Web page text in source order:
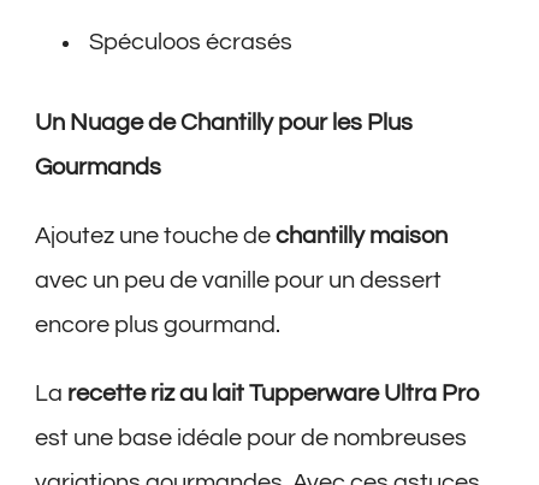
Spéculoos écrasés
Un Nuage de Chantilly pour les Plus
Gourmands
Ajoutez une touche de chantilly maison
avec un peu de vanille pour un dessert
encore plus gourmand.
La recette riz au lait Tupperware Ultra Pro
est une base idéale pour de nombreuses